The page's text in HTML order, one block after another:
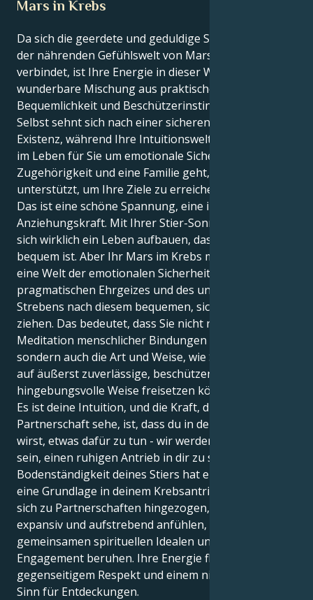
Mars in Krebs
Da sich die geerdete und geduldige Stier-Sonne mit
der nährenden Gefühlswelt von Mars im Krebs
verbindet, ist Ihre Energie in dieser Woche eine
wunderbare Mischung aus praktischer
Bequemlichkeit und Beschützerinstinkt. Ihr äußeres
Selbst sehnt sich nach einer sicheren und bequemen
Existenz, während Ihre Intuitionswelt weiß, dass es
im Leben für Sie um emotionale Sicherheit,
Zugehörigkeit und eine Familie geht, die Sie
unterstützt, um Ihre Ziele zu erreichen.
Das ist eine schöne Spannung, eine interessante
Anziehungskraft. Mit Ihrer Stier-Sonne wollen Sie
sich wirklich ein Leben aufbauen, das sicher und
bequem ist. Aber Ihr Mars im Krebs möchte Sie in
eine Welt der emotionalen Sicherheit, des
pragmatischen Ehrgeizes und des unaufhörlichen
Strebens nach diesem bequemen, sicheren Leben
ziehen. Das bedeutet, dass Sie nicht nur die sexuelle
Meditation menschlicher Bindungen erleben können,
sondern auch die Art und Weise, wie Sie Ihre Energie
auf äußerst zuverlässige, beschützende und
hingebungsvolle Weise freisetzen können....
Es ist deine Intuition, und die Kraft, die ich in dieser
Partnerschaft sehe, ist, dass du in der Lage sein
wirst, etwas dafür zu tun - wir werden in der Lage
sein, einen ruhigen Antrieb in dir zu schaffen. Die
Bodenständigkeit deines Stiers hat einen Zweck und
eine Grundlage in deinem Krebsantrieb. Sie fühlen
sich zu Partnerschaften hingezogen, die sich
expansiv und aufstrebend anfühlen, die auf
gemeinsamen spirituellen Idealen und einem starken
Engagement beruhen. Ihre Energie floriert mit
gegenseitigem Respekt und einem nie endenden
Sinn für Entdeckungen.